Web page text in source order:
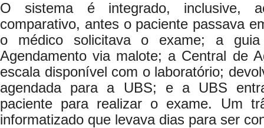
O sistema é integrado, inclusive,
comparativo, antes o paciente passava
o médico solicitava o exame; a
Agendamento via malote; a Central de
escala disponível com o laboratório;
agendada para a UBS; e a UBS
paciente para realizar o exame. Um
informatizado que levava dias para ser